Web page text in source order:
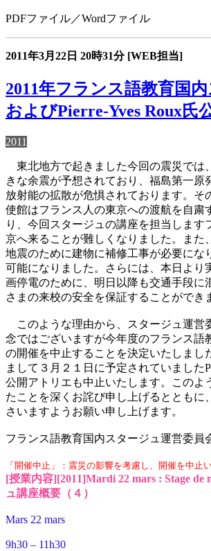
PDFファイル／Wordファイル
2011年3月22日 20時31分 [WEB担当]
2011年フランス語教育国
およびPierre-Yves Roux氏
2011
東北地方で起きました今回の震災では
きな余震が予想されており、福島第一原
放射能の拡散が危惧されております。そ
使館はフランス人の東京への渡航を自粛
り、今回スタージュの講座を担当します
京へ来ることが難しくなりました。また
地震のために建物に補修工事が必要にな
可能になりました。さらには、本日より
画停電のために、明日以降も交通手段に
さまの来校の安全を保証することができ
このような理由から、スタージュ運営
念ではございますが今年度のフランス語
の開催を中止することを決定いたしまし
まして３月２１日に予定されていました
公開アトリエも中止いたします。このよ
たことを深くお詫び申し上げるとともに
さいますようお願い申し上げます。
フランス語教育国内スタージュ運営委員
「開催中止」：震災の影響を考慮し、開催を中止
[授業内容][2011]Mardi 22 mars : Stage de
ュ講座概要（４）
Mars 22 mars
9h30 – 11h30